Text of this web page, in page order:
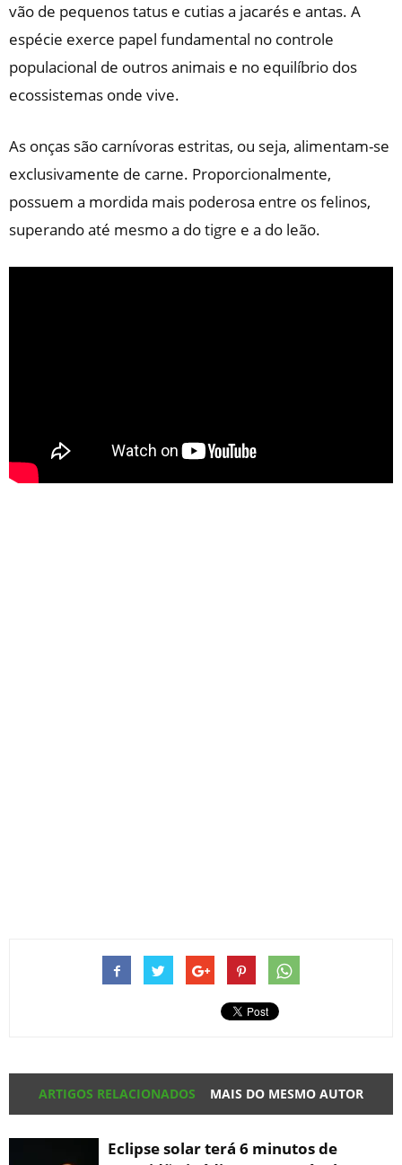
vão de pequenos tatus e cutias a jacarés e antas. A
espécie exerce papel fundamental no controle
populacional de outros animais e no equilíbrio dos
ecossistemas onde vive.
As onças são carnívoras estritas, ou seja, alimentam-se
exclusivamente de carne. Proporcionalmente,
possuem a mordida mais poderosa entre os felinos,
superando até mesmo a do tigre e a do leão.
ARTIGOS RELACIONADOS MAIS DO MESMO AUTOR
Eclipse solar terá 6 minutos de